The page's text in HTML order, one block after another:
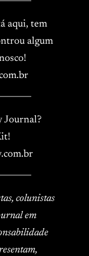
aqui, tem
algum
Journal?
colunistas
em